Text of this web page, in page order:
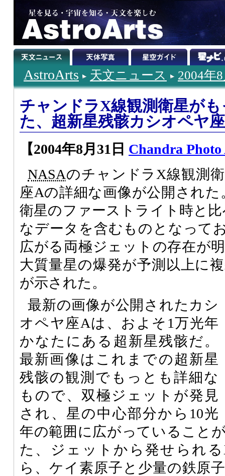
AstroArts 天文ニュース 2004年
チャンドラX線観測衛星が
た、超新星残骸カシオペヤ
【2004年8月31日 Chandra
NASAのチャンドラX線観測
座Aの詳細な画像が公開され
衛星のファーストライト時と
なデータを含むものとなって
広がる両極ジェットの存在が
大質量星の爆発が予測以上に
が示された。
最新の画像が公開されたカシ
オペヤ座Aは、およそ1万光年
かなたにある超新星残骸だ。
最新画像はこれまでの超新星
残骸の観測でもっとも詳細な
もので、双極ジェットが発見
され、星の中心部分から10光
年の範囲に広がっていること
た、ジェットから発せられ
ら、ケイ素原子と少量の鉄原